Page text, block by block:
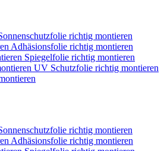
richtig montieren
Adhäsionsfolie richtig montieren
Spiegelfolie richtig montieren
UV Schutzfolie richtig montieren
richtig montieren
Adhäsionsfolie richtig montieren